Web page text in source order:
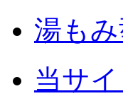
湯も
当サ